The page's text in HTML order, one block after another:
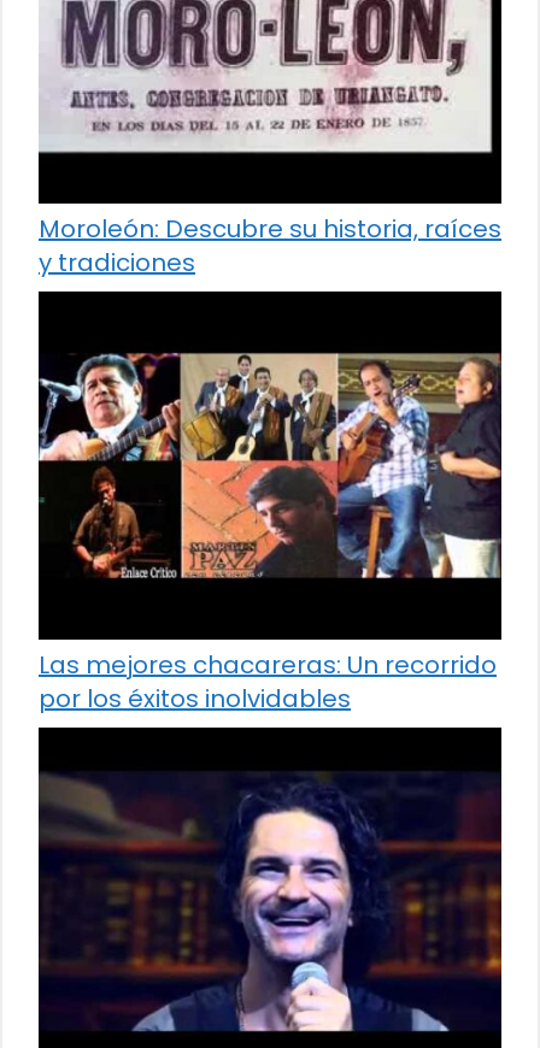
Moroleón: Descubre su historia, raíces
y tradiciones
Las mejores chacareras: Un recorrido
por los éxitos inolvidables